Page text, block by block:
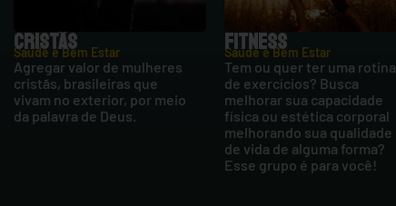
CRISTÃS
Saúde e Bem Estar
Agregar valor de mulheres
cristãs, brasileiras que
vivam no exterior, por meio
da palavra de Deus.
FITNESS
Saúde e Bem Estar
Tem ou quer ter uma rotina
de exercícios? Busca
melhorar sua capacidade
física ou estética corporal
melhorando sua qualidade
de vida de alguma forma?
Esse grupo é para você!